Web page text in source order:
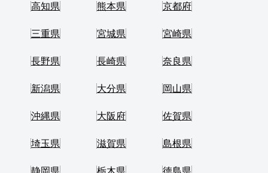
高知県 熊本県 京都府
三重県 宮城県 宮崎県
長野県 長崎県 奈良県
新潟県 大分県 岡山県
沖縄県 大阪府 佐賀県
埼玉県 滋賀県 島根県
静岡県 栃木県 徳島県